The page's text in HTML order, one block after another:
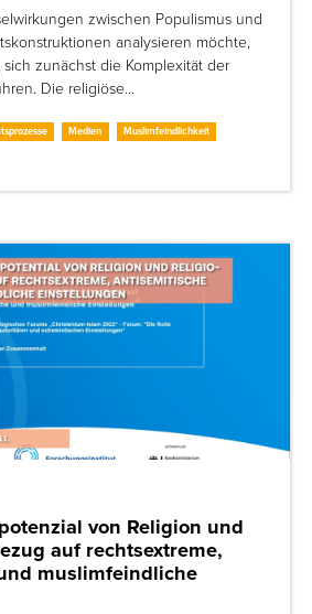
zwischen Populismus und
analysieren möchte,
sich zunächst die Komplexität der
Die religiöse…
Medien
Muslimfeindlichkeit
von Religion und
auf rechtsextreme,
muslimfeindliche